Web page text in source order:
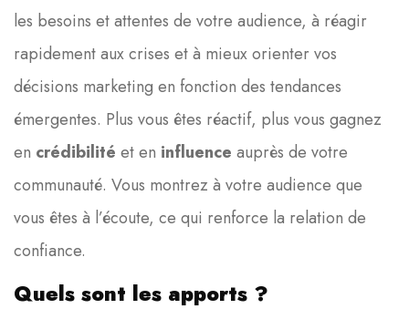
les besoins et attentes de votre audience, à réagir
rapidement aux crises et à mieux orienter vos
décisions marketing en fonction des tendances
émergentes. Plus vous êtes réactif, plus vous gagnez
en crédibilité et en influence auprès de votre
communauté. Vous montrez à votre audience que
vous êtes à l’écoute, ce qui renforce la relation de
confiance.
Quels sont les apports ?